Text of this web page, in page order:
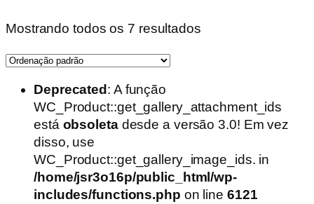
Mostrando todos os 7 resultados
Deprecated : A função
WC_Product::get_gallery_attachment_ids
está obsoletadesde a versão 3.0! Em vez
disso, use
WC_Product::get_gallery_image_ids. in
/home/jsr3o16p/public_html/wp-
includes/functions.php on line 6121